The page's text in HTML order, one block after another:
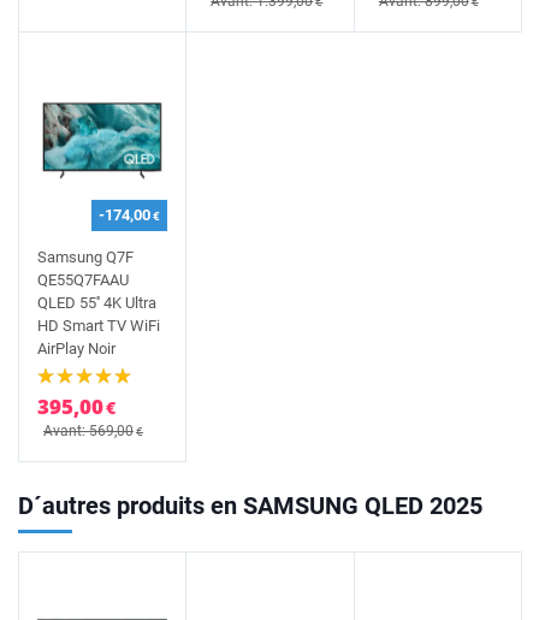
-174,00€
Samsung Q7F
QE55Q7FAAU
QLED 55'' 4K Ultra
HD Smart TV WiFi
AirPlay Noir
395,00€
Avant: 569,00€
D´autres produits en SAMSUNG QLED 2025